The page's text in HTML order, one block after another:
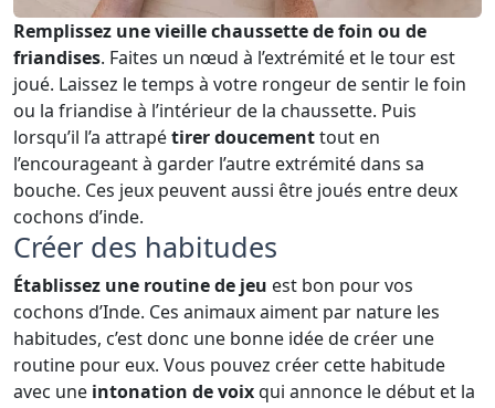
Remplissez une vieille chaussette de foin ou de
friandises. Faites un nœud à l’extrémité et le tour est
joué. Laissez le temps à votre rongeur de sentir le foin
ou la friandise à l’intérieur de la chaussette. Puis
lorsqu’il l’a attrapétirer doucementtout en
l’encourageant à garder l’autre extrémité dans sa
bouche. Ces jeux peuvent aussi être joués entre deux
cochons d’inde.
Créer des habitudes
Établissez une routine de jeu est bon pour vos
cochons d’Inde. Ces animaux aiment par nature les
habitudes, c’est donc une bonne idée de créer une
routine pour eux. Vous pouvez créer cette habitude
avec une intonation de voixqui annonce le début et la